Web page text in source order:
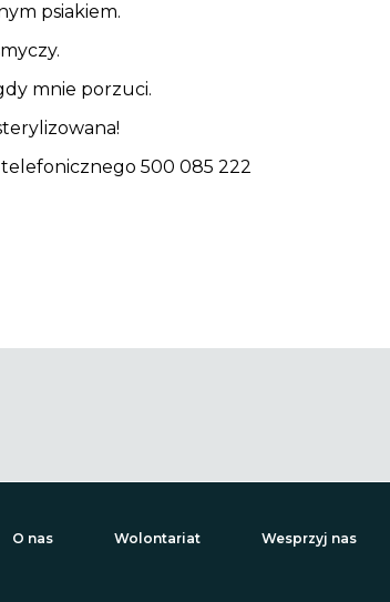
psiakiem.
mnie porzuci.
500 085 222
O nas Wolontariat Wesprzyj nas